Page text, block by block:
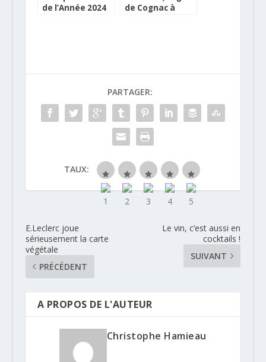
de l’Année 2024
de Cognac à
PARTAGER:
TAUX:
E.Leclerc joue
sérieusement la carte
végétale
PRÉCÉDENT
Le vin, c’est aussi en
cocktails !
SUIVANT
A PROPOS DE L'AUTEUR
Christophe Hamieau